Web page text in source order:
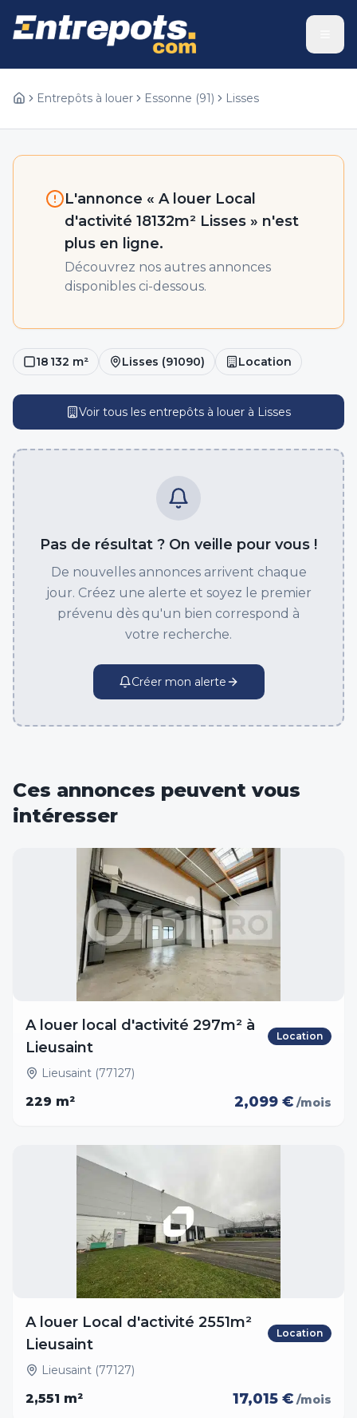
Entrepôts à louer Essonne (91) Lisses
L'annonce « A louer Local
d'activité 18132m² Lisses » n'est
plus en ligne.
Découvrez nos autres annonces
disponibles ci-dessous.
18 132 m² Lisses (91090) Location
Voir tous les entrepôts à louer à Lisses
Pas de résultat ? On veille pour vous !
De nouvelles annonces arrivent chaque
jour. Créez une alerte et soyez le premier
prévenu dès qu'un bien correspond à
votre recherche.
Créer mon alerte
Ces annonces peuvent vous
intéresser
A louer local d'activité 297m² à
Lieusaint
Location
Lieusaint (77127)
229 m² 2,099 € /mois
A louer Local d'activité 2551m²
Lieusaint
Location
Lieusaint (77127)
2,551 m² 17,015 € /mois